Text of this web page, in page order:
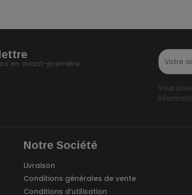
en avant-première
Vous
Notre Société
Livraison
Conditions générales de vente
Conditions d’utilisation